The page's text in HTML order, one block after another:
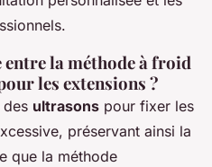
la méthode à froid
les extensions ?
ultrasons pour fixer les
préservant ainsi la
que la méthode